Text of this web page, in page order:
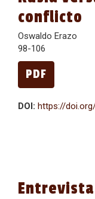
conflicto
Oswaldo Erazo
98-106
PDF
DOI: https://
Entrevista